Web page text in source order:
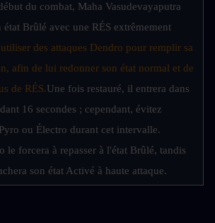
du combat, Maha Vasudevayaputra
état Brûlé avec une RÉS extrêmement
des attaques Dendro pour remplir sa
afin de lui redonner son état normal et de
de RÉS.Une fois restauré, il entrera dans
16 secondes ; cependant, évitez
ou Électro durant cet intervalle.
le forcera à repasser à l'état Brûlé, tandis
son état Activé à haute attaque.